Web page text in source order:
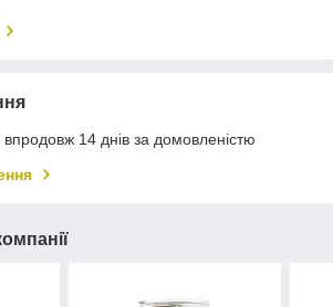
14 днів за домовленістю